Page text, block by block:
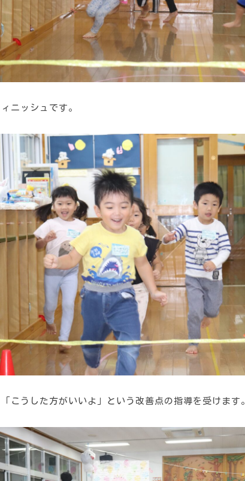
ニッシュです。
こうした方がいいよ」という改善点の指導を受けます。